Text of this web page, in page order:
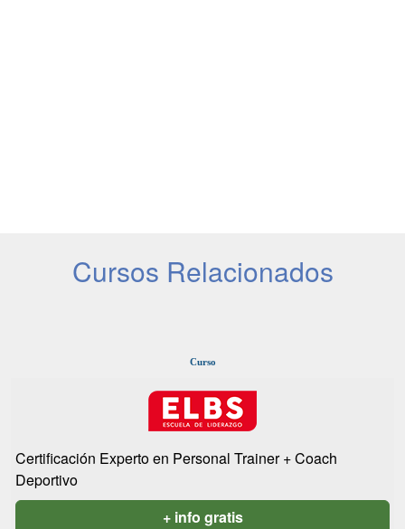
Cursos Relacionados
Curso
Certificación Experto en Personal Trainer + Coach
Deportivo
+ info gratis